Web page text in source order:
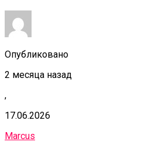
Опубликовано
2 месяца назад
,
17.06.2026
Marcus